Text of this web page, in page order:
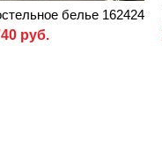
белье 162424
руб.